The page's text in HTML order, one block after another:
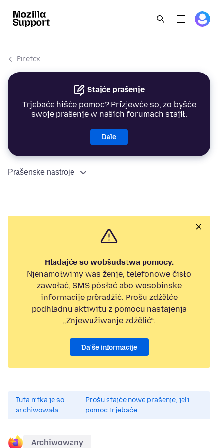
Firefox
Stajće prašenje
Trjebaće hišće pomoc? Přizjewće so, zo byšće
swoje prašenje w našich forumach stajił.
Dale
Prašenske nastroje
Hladajće so wobšudstwa pomocy.
Njenamołwimy was ženje, telefonowe čisło
zawołać, SMS pósłać abo wosobinske
informacije přeradźić. Prošu zdźělće
podhladnu aktiwitu z pomocu nastajenja
„Znjewužiwanje zdźělić“.
Dalše informacije
Tuta nitka je so
archiwowała.
Prošu stajće nowe prašenje, jeli
pomoc trjebaće.
Archiwowany